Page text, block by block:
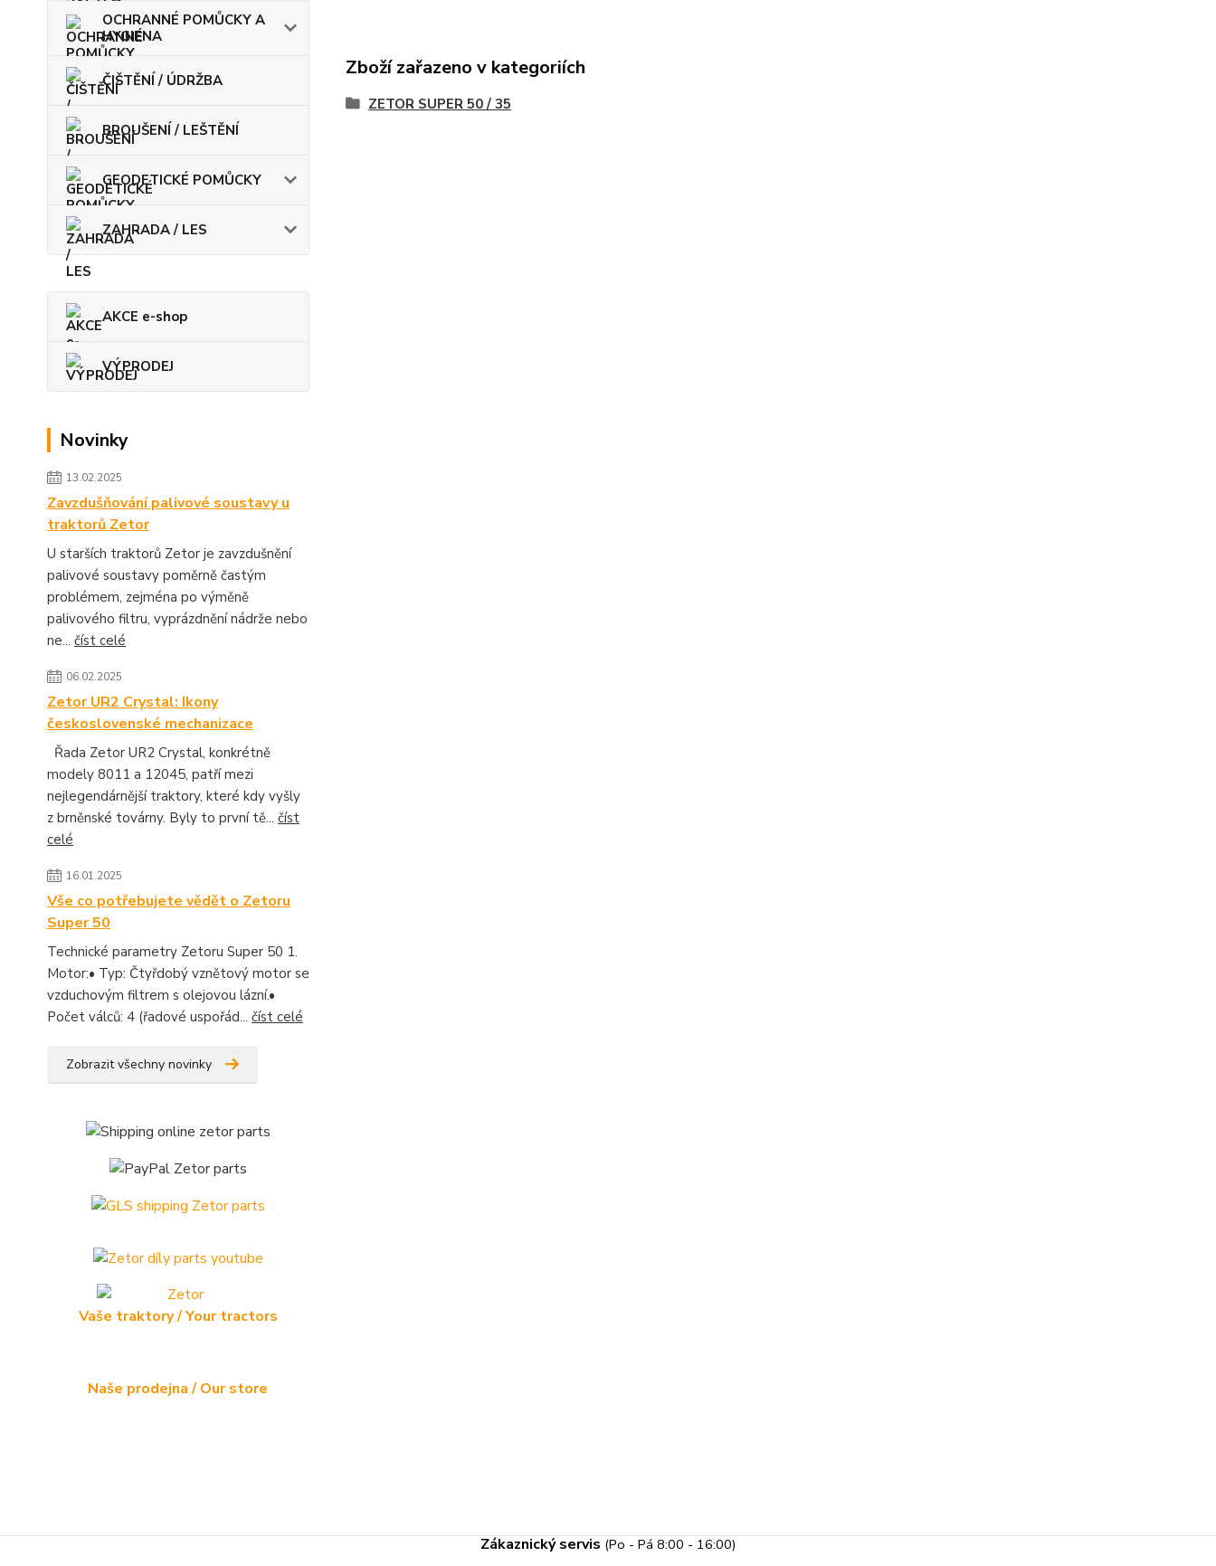
OCHRANNÉ POMŮCKY A
HYGIENA
ČIŠTĚNÍ / ÚDRŽBA
BROUŠENÍ / LEŠTĚNÍ
GEODETICKÉ POMŮCKY
ZAHRADA / LES
AKCE e-shop
VÝPRODEJ
Novinky
13.02.2025
Zavzdušňování palivové soustavy u
traktorů Zetor
U starších traktorů Zetor je zavzdušnění
palivové soustavy poměrně častým
problémem, zejména po výměně
palivového filtru, vyprázdnění nádrže nebo
ne... číst celé
06.02.2025
Zetor UR2 Crystal: Ikony
československé mechanizace
Řada Zetor UR2 Crystal, konkrétně
modely 8011 a 12045, patří mezi
nejlegendárnější traktory, které kdy vyšly
z brněnské továrny. Byly to první tě... číst
celé
16.01.2025
Vše co potřebujete vědět o Zetoru
Super 50
Technické parametry Zetoru Super 50 1.
Motor:• Typ: Čtyřdobý vznětový motor se
vzduchovým filtrem s olejovou lázní.•
Počet válců: 4 (řadové uspořád... číst celé
Zobrazit všechny novinky
Vaše traktory / Your tractors
Naše prodejna / Our store
Zboží zařazeno v kategoriích
ZETOR SUPER 50 / 35
Zákaznický servis (Po - Pá 8:00 - 16:00)